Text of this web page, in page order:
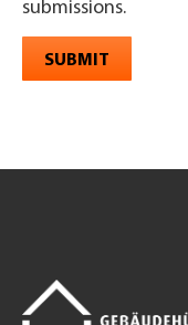
submissions.
SUBMIT